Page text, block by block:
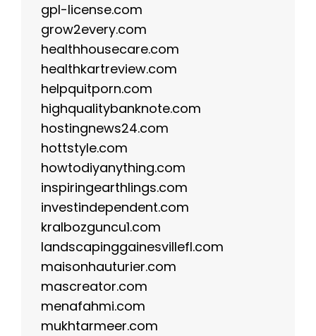
gpl-license.com
grow2every.com
healthhousecare.com
healthkartreview.com
helpquitporn.com
highqualitybanknote.com
hostingnews24.com
hottstyle.com
howtodiyanything.com
inspiringearthlings.com
investindependent.com
kralbozguncu1.com
landscapinggainesvillefl.com
maisonhauturier.com
mascreator.com
menafahmi.com
mukhtarmeer.com